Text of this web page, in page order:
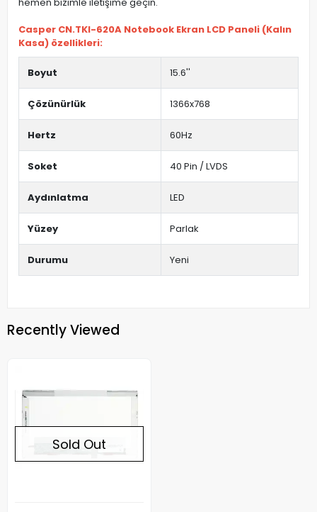
Casper CN.TKI-620A Notebook Ekran LCD Paneli (Kalın
Kasa) özellikleri:
Boyut 15.6''
Çözünürlük 1366x768
Hertz 60Hz
Soket 40 Pin / LVDS
Aydınlatma LED
Yüzey Parlak
Durumu Yeni
Recently Viewed
Sold Out